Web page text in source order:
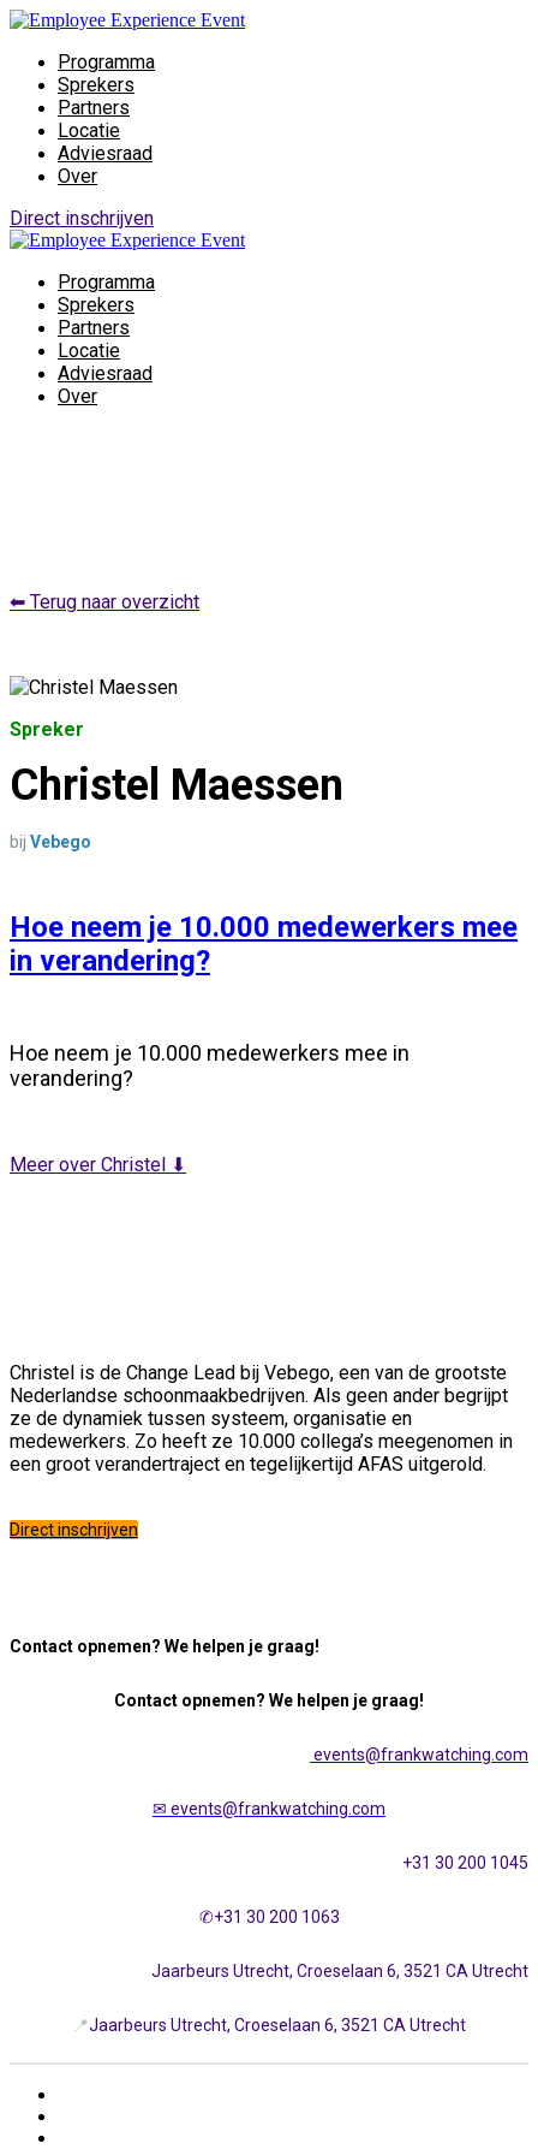
Programma
Sprekers
Partners
Locatie
Adviesraad
Over
Direct inschrijven
Programma
Sprekers
Partners
Locatie
Adviesraad
Over
⬅ Terug naar overzicht
Spreker
Christel Maessen
bij Vebego
Hoe neem je 10.000 medewerkers mee
in verandering?
Hoe neem je 10.000 medewerkers mee in
verandering?
Meer over Christel ⬇
Christel is de Change Lead bij Vebego, een van de grootste
Nederlandse schoonmaakbedrijven. Als geen ander begrijpt
ze de dynamiek tussen systeem, organisatie en
medewerkers. Zo heeft ze 10.000 collega’s meegenomen in
een groot verandertraject en tegelijkertijd AFAS uitgerold.
Direct inschrijven
Contact opnemen? We helpen je graag!
Contact opnemen? We helpen je graag!
events@frankwatching.com
✉ events@frankwatching.com
+31 30 200 1045
✆+31 30 200 1063
Jaarbeurs Utrecht, Croeselaan 6, 3521 CA Utrecht
📍Jaarbeurs Utrecht, Croeselaan 6, 3521 CA Utrecht